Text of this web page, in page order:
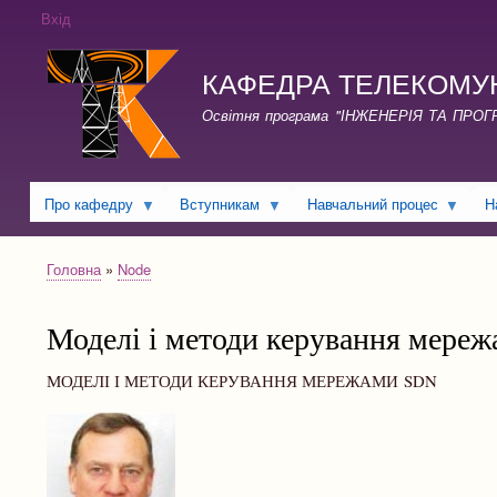
Вхід
КАФЕДРА
Освітня програма "ІНЖЕНЕРІЯ ТА
Про кафедру Вступникам Навчальний процес
Рядок
Головна Node
Моделі і методи керування
МОДЕЛІ І МЕТОДИ КЕРУВАННЯ МЕРЕЖАМИ SDN